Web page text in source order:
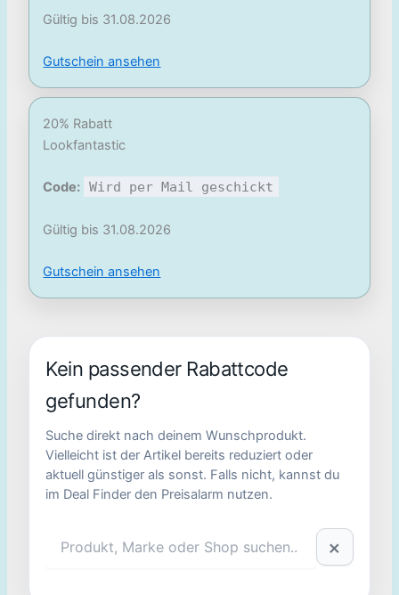
Gültig bis 31.08.2026
Gutschein ansehen
20% Rabatt
Lookfantastic
Code: Wird per Mail geschickt
Gültig bis 31.08.2026
Gutschein ansehen
Kein passender Rabattcode
gefunden?
Suche direkt nach deinem Wunschprodukt.
Vielleicht ist der Artikel bereits reduziert oder
aktuell günstiger als sonst. Falls nicht, kannst du
im Deal Finder den Preisalarm nutzen.
×